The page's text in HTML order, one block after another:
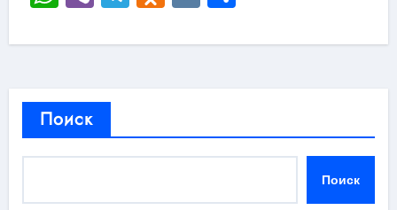
Поиск
Поиск